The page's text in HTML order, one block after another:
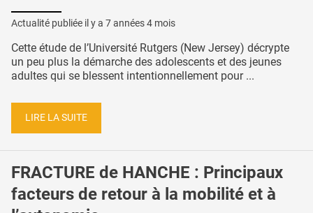
Actualité publiée il y a 7 années 4 mois
Cette étude de l’Université Rutgers (New Jersey) décrypte
un peu plus la démarche des adolescents et des jeunes
adultes qui se blessent intentionnellement pour ...
LIRE LA SUITE
FRACTURE de HANCHE : Principaux
facteurs de retour à la mobilité et à